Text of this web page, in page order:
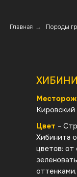
Главная → Породы
Цвет –
Хибинита
цветов:
Кировский